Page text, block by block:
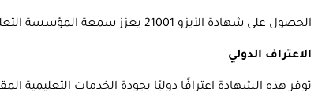
الحصول على شهادة الأيزو 21001 يعزز سمعة المؤسسة التعليمية ويجعلها أكثر جذبًا للمتعلمين، مما يمكنها من استقطاب عدد أكبر من الطلاب.
الاعتراف الدولي
توفر هذه الشهادة اعترافًا دوليًا بجودة الخدمات التعليمية